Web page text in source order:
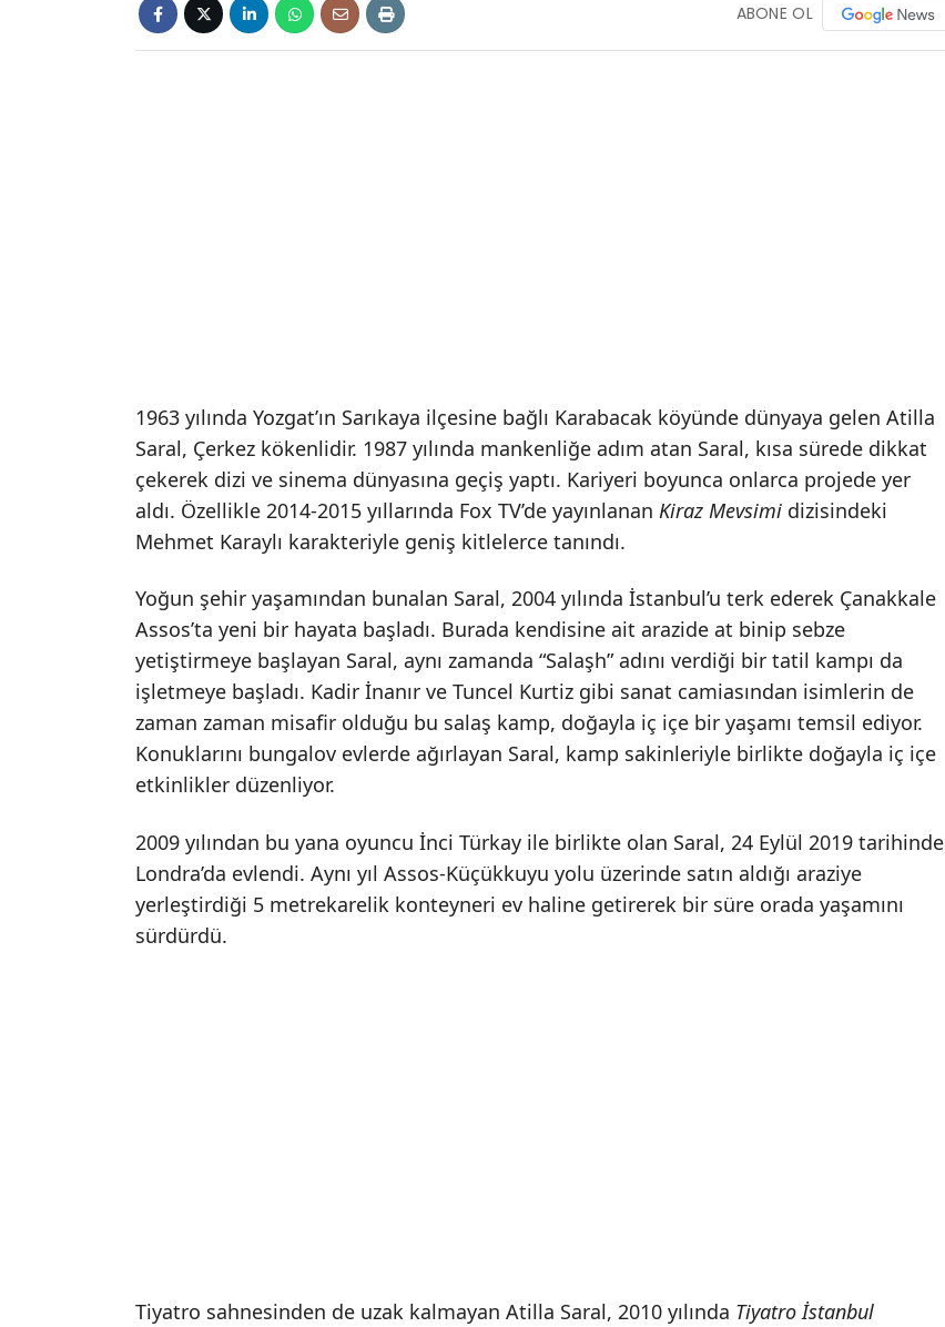
ABONE OL
1963 yılında Yozgat’ın Sarıkaya ilçesine bağlı Karabacak köyünde dünyaya gelen Atilla
Saral, Çerkez kökenlidir. 1987 yılında mankenliğe adım atan Saral, kısa sürede dikkat
çekerek dizi ve sinema dünyasına geçiş yaptı. Kariyeri boyunca onlarca projede yer
aldı. Özellikle 2014-2015 yıllarında Fox TV’de yayınlanan Kiraz Mevsimi dizisindeki
Mehmet Karaylı karakteriyle geniş kitlelerce tanındı.
Yoğun şehir yaşamından bunalan Saral, 2004 yılında İstanbul’u terk ederek Çanakkale
Assos’ta yeni bir hayata başladı. Burada kendisine ait arazide at binip sebze
yetiştirmeye başlayan Saral, aynı zamanda “Salaşh” adını verdiği bir tatil kampı da
işletmeye başladı. Kadir İnanır ve Tuncel Kurtiz gibi sanat camiasından isimlerin de
zaman zaman misafir olduğu bu salaş kamp, doğayla iç içe bir yaşamı temsil ediyor.
Konuklarını bungalov evlerde ağırlayan Saral, kamp sakinleriyle birlikte doğayla iç içe
etkinlikler düzenliyor.
2009 yılından bu yana oyuncu İnci Türkay ile birlikte olan Saral, 24 Eylül 2019 tarihinde
Londra’da evlendi. Aynı yıl Assos-Küçükkuyu yolu üzerinde satın aldığı araziye
yerleştirdiği 5 metrekarelik konteyneri ev haline getirerek bir süre orada yaşamını
sürdürdü.
Tiyatro sahnesinden de uzak kalmayan Atilla Saral, 2010 yılında Tiyatro İstanbul